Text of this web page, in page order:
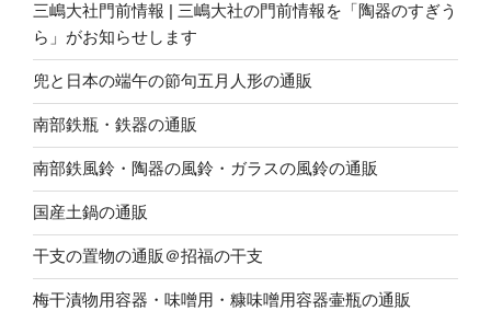
三嶋大社門前情報 | 三嶋大社の門前情報を「陶器のすぎう
ら」がお知らせします
兜と日本の端午の節句五月人形の通販
南部鉄瓶・鉄器の通販
南部鉄風鈴・陶器の風鈴・ガラスの風鈴の通販
国産土鍋の通販
干支の置物の通販＠招福の干支
梅干漬物用容器・味噌用・糠味噌用容器壷瓶の通販